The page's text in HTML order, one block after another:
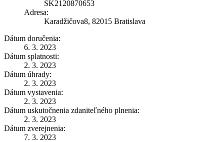
SK2120870653
Adresa:
Karadžičova8, 82015 Bratislava
Dátum doručenia:
6. 3. 2023
Dátum splatnosti:
2. 3. 2023
Dátum úhrady:
2. 3. 2023
Dátum vystavenia:
2. 3. 2023
Dátum uskutočnenia zdaniteľného plnenia:
2. 3. 2023
Dátum zverejnenia:
7. 3. 2023